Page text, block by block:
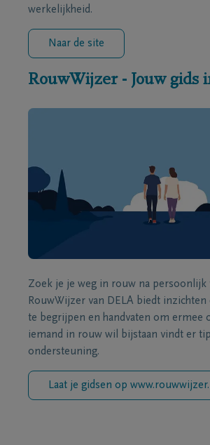
werkelijkheid.
Naar de site
RouwWijzer - Jouw gids
Zoek je je weg in rouw na persoonlijk
RouwWijzer van DELA biedt
te begrijpen en handvaten om ermee
iemand in rouw wil bijstaan vindt er
ondersteuning.
Laat je gidsen op